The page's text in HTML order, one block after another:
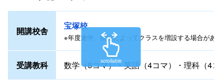
開講校舎 宝塚校
※年度途中、状況によってクラスを増設する場合があ
受講教科 数学（8コマ）・英語（4コマ）・理科（4
scrollable